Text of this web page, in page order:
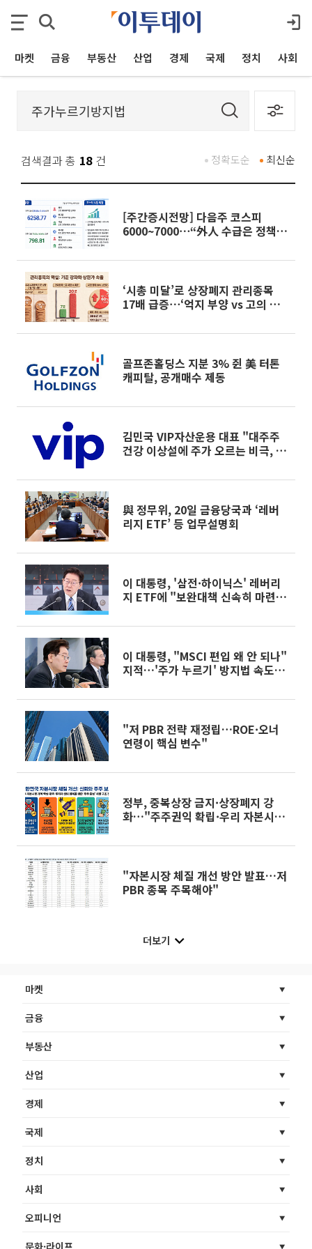
마켓 금융 부동산 산업 경제 국제 정치 사회
검색결과 총 18 건 최신순
정확도순
[주간증시전망] 다음주 코스피
6000~7000⋯“外人 수급은 정책이
‘시총 미달’로 상장폐지 관리종목
17배 급증⋯‘억지 부양 vs 고의 상
골프존홀딩스 지분 3% 쥔 美 터톤
캐피탈, 공개매수 제동
김민국 VIP자산운용 대표 "대주주
건강 이상설에 주가 오르는 비극, 제
與 정무위, 20일 금융당국과 ‘레버
리지 ETF’ 등 업무설명회
이 대통령, '삼전·하이닉스' 레버리
지 ETF에 "보완대책 신속히 마련하
이 대통령, "MSCI 편입 왜 안 되나"
지적…'주가 누르기' 방지법 속도전
"저 PBR 전략 재정립…ROE·오너
연령이 핵심 변수"
정부, 중복상장 금지·상장폐지 강
화…"주주권익 확립·우리 자본시장
"자본시장 체질 개선 방안 발표…저
PBR 종목 주목해야"
더보기
마켓
금융
부동산
산업
경제
국제
정치
사회
오피니언
문화·라이프